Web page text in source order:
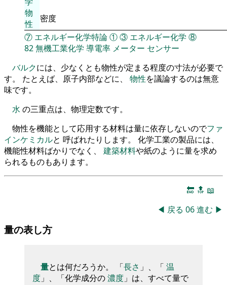
物
性
密度
⑦ エネルギー化学特論①③ エネルギー化学 ⑧
82無機工業化学 導電率 メーター センサー
バルクには、少なくとも物性が定まる程度の寸法が必要で
す。 たとえば、原子内部などに、 物性を議論するのは無意
味です。
水 の三重点は、物理定数です。
物性を機能として応用する材料は量に依存しないのでファ
インケミカルと 呼ばれたりします。 化学工業の製品には、
機能性材料ばかりでなく、 建築材料や紙のように量を求め
られるものもあります。
🔚 🔝 📖
◀ 戻る 06進む ▶
量の表し方
量とは何だろうか。 「長さ 」、「 温
度 」、「化学成分の濃度 」は、すべて量で